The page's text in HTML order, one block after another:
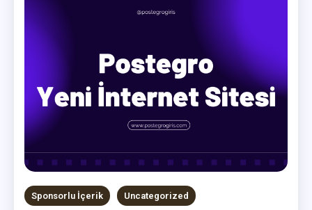
Sponsorlu İçerik Uncategorized